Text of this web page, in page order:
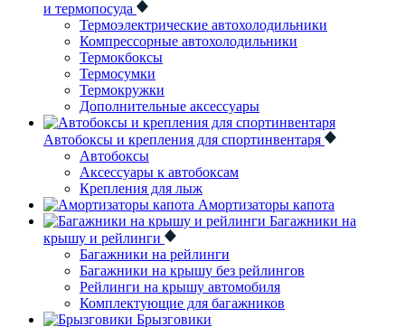
и термопосуда
Термоэлектрические автохолодильники
Компрессорные автохолодильники
Термокбоксы
Термосумки
Термокружки
Дополнительные аксессуары
Автобоксы и крепления для спортинвентаря
Автобоксы
Аксессуары к автобоксам
Крепления для лыж
Амортизаторы капота
Багажники на
крышу и рейлинги
Багажники на рейлинги
Багажники на крышу без рейлингов
Рейлинги на крышу автомобиля
Комплектующие для багажников
Брызговики